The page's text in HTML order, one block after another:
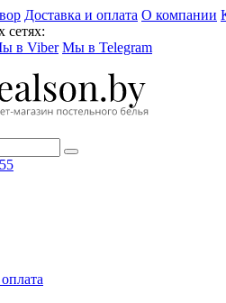
Доставка и оплата О компании
в Viber Мы в Telegram